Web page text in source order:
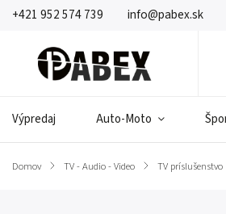
+421 952 574 739 info@pabex.sk
Výpredaj Auto-Moto
Domov / TV - Audio - Video / TV príslušenstvo